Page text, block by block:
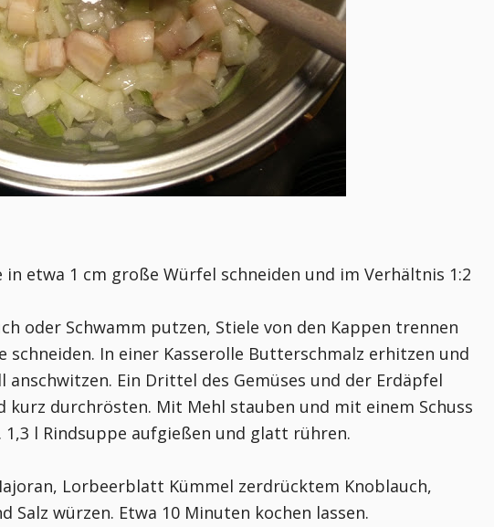
in etwa 1 cm große Würfel schneiden und im Verhältnis 1:2
oder Schwamm putzen, Stiele von den Kappen trennen
schneiden. In einer Kasserolle Butterschmalz erhitzen und
anschwitzen. Ein Drittel des Gemüses und der Erdäpfel
kurz durchrösten. Mit Mehl stauben und mit einem Schuss
1,3 l Rindsuppe aufgießen und glatt rühren.
Lorbeerblatt Kümmel zerdrücktem Knoblauch,
Salz würzen. Etwa 10 Minuten kochen lassen.